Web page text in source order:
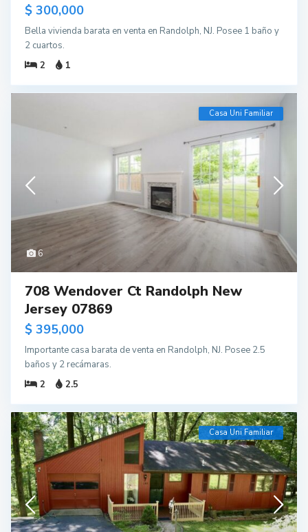
$ 300,000
Bella vivienda barata en venta en Randolph, NJ. Posee 1 baño y
2 cuartos.
2
1
6
Casa Uni Familiar
708 Wendover Ct Randolph New
Jersey 07869
$ 395,000
Importante casa barata de venta en Randolph, NJ. Posee 2.5
baños y 2 recámaras.
2
2.5
Casa Uni Familiar